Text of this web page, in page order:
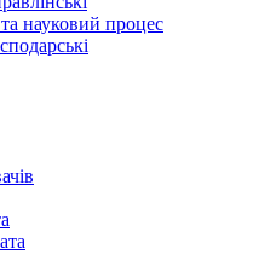
науковий процес